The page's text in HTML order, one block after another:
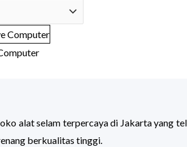
alat selam terpercaya di Jakarta yang
berkualitas tinggi.